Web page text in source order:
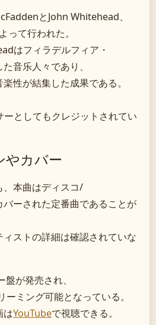
とJohn Whitehead、
って行われた。
はフィラデルフィア・
音乐人々であり、
性が結集した成果である。
としてもクレジットされてい
やカバー
、本曲はディスコ/
ーされた定番曲であることが
ストの詳細は確認されていな
が発売され、
ーミング可能となっている。
はYouTubeで視聴できる。